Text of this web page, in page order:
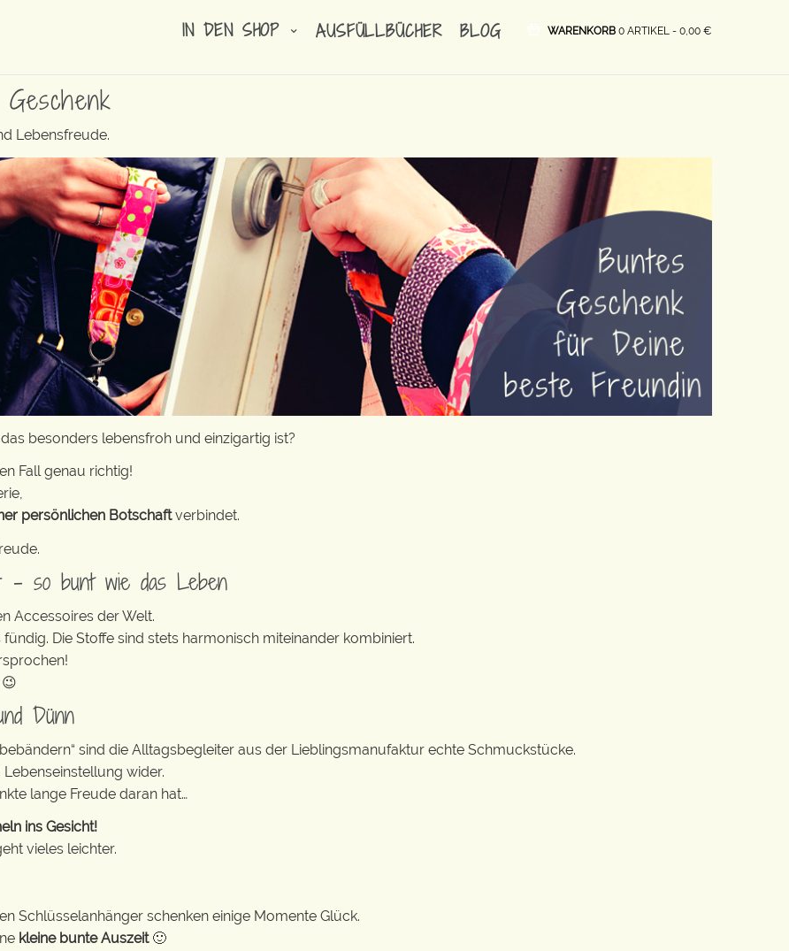
IN DEN SHOP AUSFÜLLBÜCHER BLOG WARENKORB 0 ARTIKEL - 0,00 €
Lebensfreude.
besonders lebensfroh und einzigartig ist?
Fall genau richtig!
persönlichen Botschaftverbindet.
– so bunt wie das Leben
Accessoires der Welt.
Die Stoffe sind stets harmonisch miteinander kombiniert.
Dünn
sind die Alltagsbegleiter aus der Lieblingsmanufaktur echte Schmuckstücke.
wider.
lange Freude daran hat…
ins Gesicht!
vieles leichter.
Schlüsselanhänger schenken einige Momente Glück.
kleine bunte Auszeit🙂